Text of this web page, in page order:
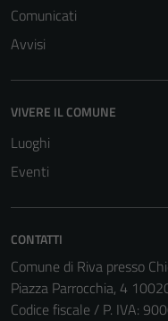
Comunicati
Avvisi
VIVERE IL COMUNE
Luoghi
Eventi
CONTATTI
Comune di Riva presso
Piazza Parrocchia, 4
Codice fiscale / P. IVA: